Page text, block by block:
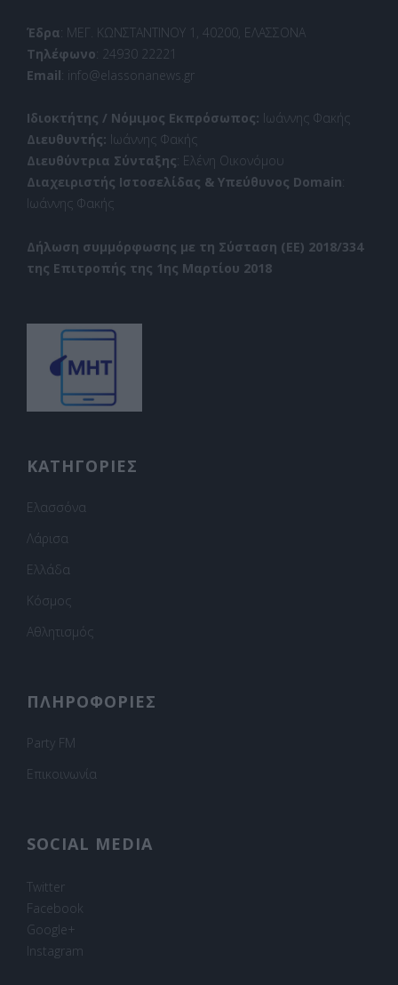
Έδρα: ΜΕΓ. ΚΩΝΣΤΑΝΤΙΝΟΥ 1, 40200, ΕΛΑΣΣΟΝΑ
Τηλέφωνο: 24930 22221
Email: info@elassonanews.gr
Ιδιοκτήτης / Νόμιμος Εκπρόσωπος: Ιωάννης Φακής
Διευθυντής: Ιωάννης Φακής
Διευθύντρια Σύνταξης: Ελένη Οικονόμου
Διαχειριστής Ιστοσελίδας & Υπεύθυνος Domain:
Ιωάννης Φακής
Δήλωση συμμόρφωσης με τη Σύσταση (ΕΕ) 2018/334
της Επιτροπής της 1ης Μαρτίου 2018
ΚΑΤΗΓΟΡΙΕΣ
Ελασσόνα
Λάρισα
Ελλάδα
Κόσμος
Αθλητισμός
ΠΛΗΡΟΦΟΡΙΕΣ
Party FM
Επικοινωνία
SOCIAL MEDIA
Twitter
Facebook
Google+
Instagram